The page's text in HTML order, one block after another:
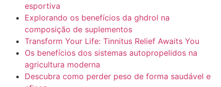
esportiva
Explorando os benefícios da ghdrol na
composição de suplementos
Transform Your Life: Tinnitus Relief Awaits You
Os benefícios dos sistemas autopropelidos na
agricultura moderna
Descubra como perder peso de forma saudável e